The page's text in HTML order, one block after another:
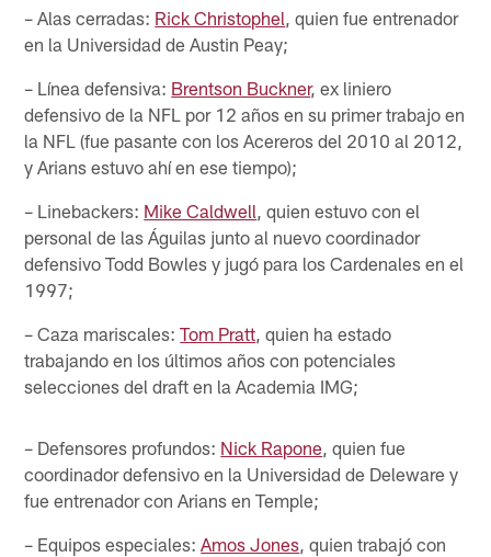
– Alas cerradas: Rick Christophel , quien fue entrenador
en la Universidad de Austin Peay;
– Línea defensiva: Brentson Buckner, ex liniero
defensivo de la NFL por 12 años en su primer trabajo en
la NFL (fue pasante con los Acereros del 2010 al 2012,
y Arians estuvo ahí en ese tiempo);
– Linebackers: Mike Caldwell , quien estuvo con el
personal de las Águilas junto al nuevo coordinador
defensivo Todd Bowles y jugó para los Cardenales en el
1997;
– Caza mariscales:Tom Pratt , quien ha estado
trabajando en los últimos años con potenciales
selecciones del draft en la Academia IMG;
– Defensores profundos: Nick Rapone , quien fue
coordinador defensivo en la Universidad de Deleware y
fue entrenador con Arians en Temple;
– Equipos especiales:Amos Jones , quien trabajó con